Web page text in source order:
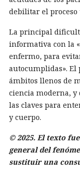
debilitar el proceso
La principal
informativa con la
enfermo, para
autocumplidas». El
ámbitos llenos de
ciencia moderna, y
las claves para
y cuerpo.
© 2025. El texto
general del
sustituir una